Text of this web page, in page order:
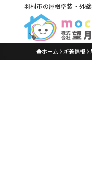
羽村市の屋根塗装・外
ホーム 新着情報